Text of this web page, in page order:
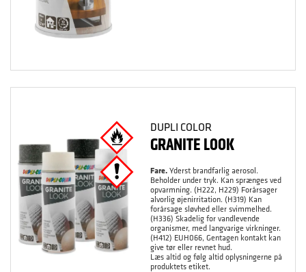
DUPLI COLOR
GRANITE LOOK
Fare. Yderst brandfarlig aerosol.
Beholder under tryk. Kan sprænges ved
opvarmning. (H222, H229) Forårsager
alvorlig øjenirritation. (H319) Kan
forårsage sløvhed eller svimmelhed.
(H336) Skadelig for vandlevende
organismer, med langvarige virkninger.
(H412) EUH066, Gentagen kontakt kan
give tør eller revnet hud.
Læs altid og følg altid oplysningerne på
produktets etiket.